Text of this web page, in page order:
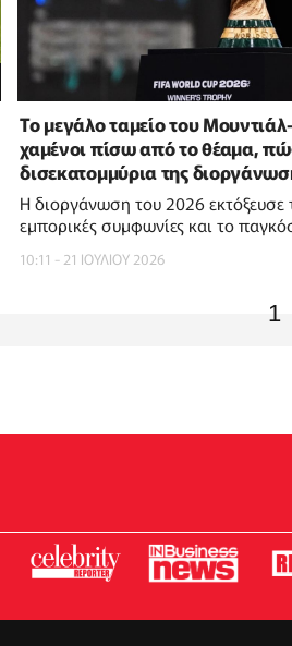
Το μεγάλο ταμείο του
χαμένοι πίσω από το θέαμα,
δισεκατομμύρια της
Η διοργάνωση του 2026 εκτόξευσε
εμπορικές συμφωνίες και το
10:11 - 21 ΙΟΥΛΙΟΥ 2026
1